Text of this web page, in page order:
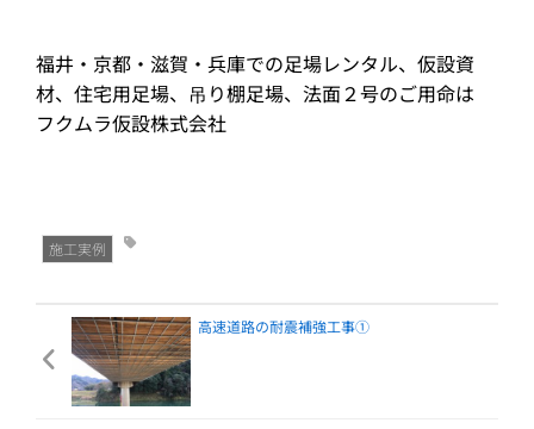
福井・京都・滋賀・兵庫での足場レンタル、仮設資
材、住宅用足場、吊り棚足場、法面２号のご用命は
フクムラ仮設株式会社
施工実例
高速道路の耐震補強工事①